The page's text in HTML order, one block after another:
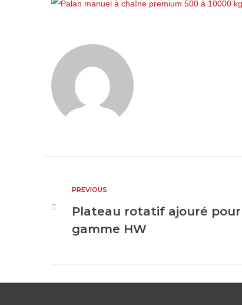
PREVIOUS
Plateau rotatif ajouré
gamme HW